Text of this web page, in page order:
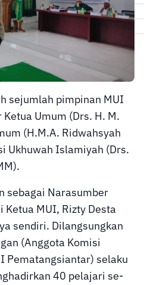
sejumlah pimpinan MUI
Umum (Drs. H. M.
(H.M.A. Ridwahsyah
Ukhuwah Islamiyah (Drs.
sebagai Narasumber
MUI, Rizty Desta
sendiri. Dilangsungkan
(Anggota Komisi
Pematangsiantar) selaku
40 pelajari se-